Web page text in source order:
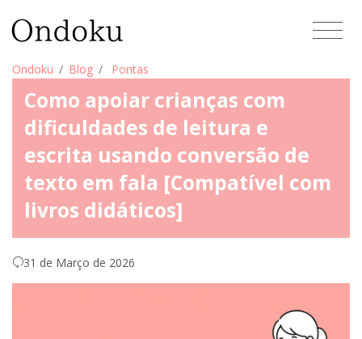
Ondoku Blog Pontas
Como apoiar crianças com
dificuldades de leitura e
escrita usando conversão de
texto em fala [Compatível com
livros didáticos]
31 de Março de 2026